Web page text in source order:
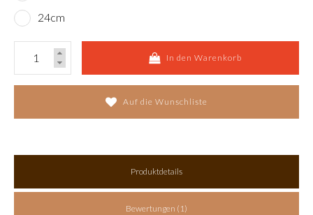
24cm
In den Warenkorb
Auf die Wunschliste
Produktdetails
Bewertungen (1)